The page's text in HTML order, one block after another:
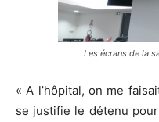
Les écrans de la
« A l’hôpital, on me
se justifie le détenu